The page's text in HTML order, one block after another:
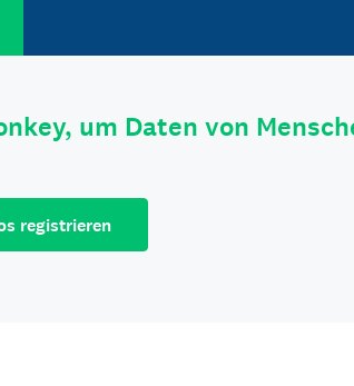
um Daten von
registrieren